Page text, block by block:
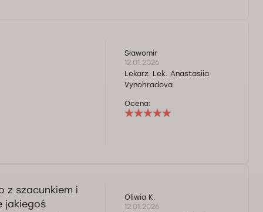
Sławomir
12.01.2026
Lekarz: Lek. Anastasiia
Vynohradova
Ocena:
z szacunkiem i
jakiegoś
Oliwia K.
12.01.2026